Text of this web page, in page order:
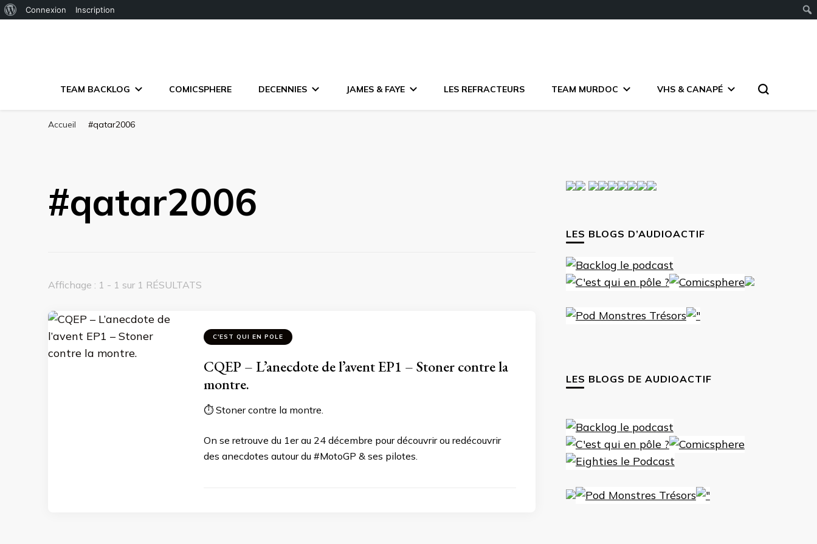
Connexion Inscription
TEAM BACKLOG COMICSPHERE DECENNIES JAMES & FAYE LES REFRACTEURS TEAM MURDOC VHS & CANAPÉ
Accueil #qatar2006
#qatar2006
Affichage : 1 - 1 sur 1 RÉSULTATS
C'EST QUI EN POLE
CQEP – L’anecdote de l’avent EP1 – Stoner contre la
montre.
⏱️ Stoner contre la montre.
On se retrouve du 1er au 24 décembre pour découvrir ou redécouvrir
des anecdotes autour du #MotoGP & ses pilotes.
LES BLOGS D’AUDIOACTIF
LES BLOGS DE AUDIOACTIF